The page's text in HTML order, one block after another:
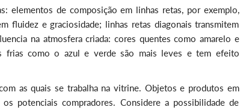
elementos de composição em linhas retas, por exemplo,
fluidez e graciosidade; linhas retas diagonais transmitem
na atmosfera criada: cores quentes como amarelo e
frias como o azul e verde são mais leves e tem efeito
as quais se trabalha na vitrine. Objetos e produtos em
potenciais compradores. Considere a possibilidade de